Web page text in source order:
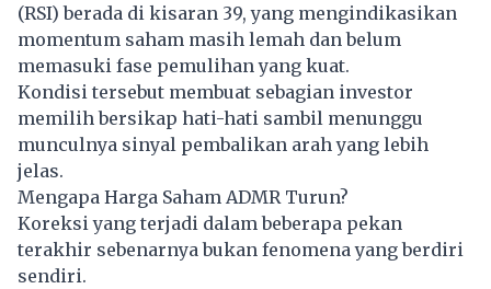
(RSI) berada di kisaran 39, yang mengindikasikan
momentum saham masih lemah dan belum
memasuki fase pemulihan yang kuat.
Kondisi tersebut membuat sebagian investor
memilih bersikap hati-hati sambil menunggu
munculnya sinyal pembalikan arah yang lebih
jelas.
Mengapa Harga Saham ADMR Turun?
Koreksi yang terjadi dalam beberapa pekan
terakhir sebenarnya bukan fenomena yang berdiri
sendiri.